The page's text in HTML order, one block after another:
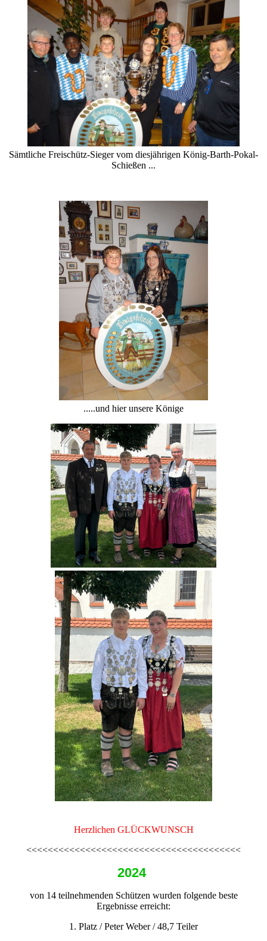
Sämtliche Freischütz-Sieger vom diesjährigen König-Barth-Pokal-
Schießen ...
.....und hier unsere Könige
Herzlichen GLÜCKWUNSCH
<<<<<<<<<<<<<<<<<<<<<<<<<<<<<<<<<<<<<<<<
2024
von 14 teilnehmenden Schützen wurden folgende beste
Ergebnisse erreicht:
1. Platz / Peter Weber / 48,7 Teiler